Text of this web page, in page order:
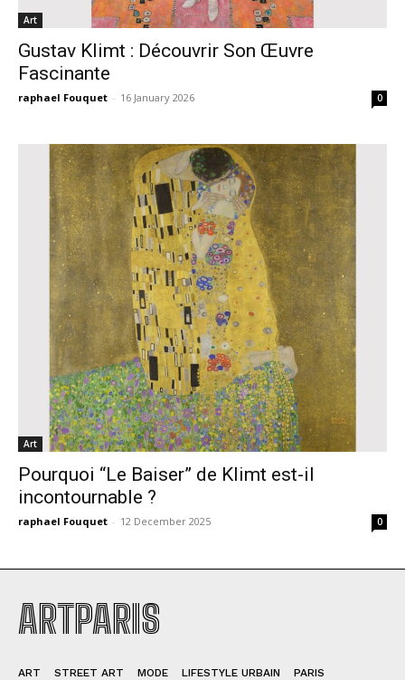
Art
Gustav Klimt : Découvrir Son Œuvre
Fascinante
raphael Fouquet - 16 January 2026 0
Art
Pourquoi “Le Baiser” de Klimt est-il
incontournable ?
raphael Fouquet - 12 December 2025 0
ARTPARIS
ART STREET ART MODE LIFESTYLE URBAIN PARIS